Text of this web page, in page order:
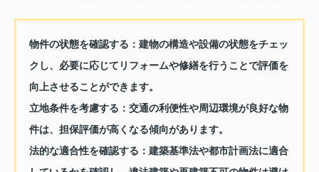
物件の状態を確認する： 建物の構造や設備の状態をチェッ
クし、必要に応じてリフォームや修繕を行うことで評価を
向上させることができます。
立地条件を考慮する： 交通の利便性や周辺環境が良好な物
件は、担保評価が高くなる傾向があります。
法的な適合性を確認する： 建築基準法や都市計画法に適合